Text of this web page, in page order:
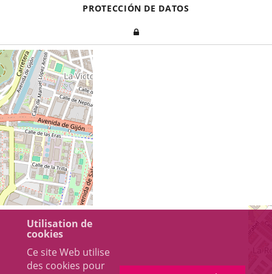
Utilisation de
cookies
Ce site Web utilise
des cookies pour
PROTECCIÓN DE DATOS
Iniciar
sesión